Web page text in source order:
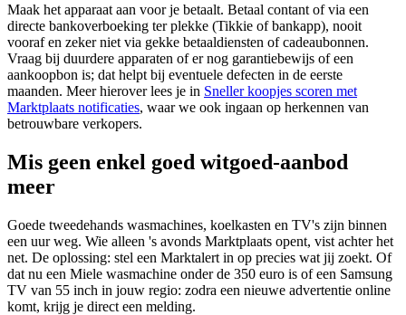
Maak het apparaat aan voor je betaalt. Betaal contant of via een
directe bankoverboeking ter plekke (Tikkie of bankapp), nooit
vooraf en zeker niet via gekke betaaldiensten of cadeaubonnen.
Vraag bij duurdere apparaten of er nog garantiebewijs of een
aankoopbon is; dat helpt bij eventuele defecten in de eerste
maanden. Meer hierover lees je in Sneller koopjes scoren met
Marktplaats notificaties, waar we ook ingaan op herkennen van
betrouwbare verkopers.
Mis geen enkel goed witgoed-aanbod
meer
Goede tweedehands wasmachines, koelkasten en TV's zijn binnen
een uur weg. Wie alleen 's avonds Marktplaats opent, vist achter het
net. De oplossing: stel een Marktalert in op precies wat jij zoekt. Of
dat nu een Miele wasmachine onder de 350 euro is of een Samsung
TV van 55 inch in jouw regio: zodra een nieuwe advertentie online
komt, krijg je direct een melding.